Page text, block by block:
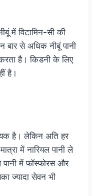
में विटामिन-सी की
बार से अधिक नीबूं पानी
है। किडनी के लिए
है।
है। लेकिन अति हर
में नारियल पानी ले
में फॉस्फोरस और
ज्यादा सेवन भी